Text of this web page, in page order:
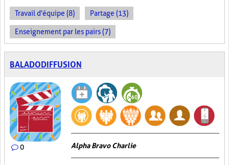
Travail d'équipe (8) Partage (13)
Enseignement par les pairs (7)
BALADODIFFUSION
0 Alpha Bravo Charlie